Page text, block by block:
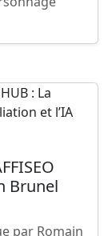
Brunel
par Romain